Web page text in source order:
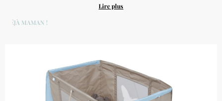
Lire plus
DÉJÀ MAMAN !